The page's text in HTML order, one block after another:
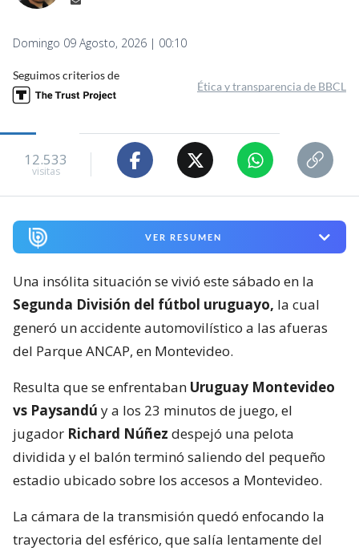
Domingo 09 Agosto, 2026 | 00:10
Seguimos criterios de
Ética y transparencia de BBCL
12.533
visitas
VER RESUMEN
Una insólita situación se vivió este sábado en la
Segunda División del fútbol uruguayo, la cual
generó un accidente automovilístico a las afueras
del Parque ANCAP, en Montevideo.
Resulta que se enfrentaban Uruguay Montevideo
vs Paysandú y a los 23 minutos de juego, el
jugador Richard Núñez despejó una pelota
dividida y el balón terminó saliendo del pequeño
estadio ubicado sobre los accesos a Montevideo.
La cámara de la transmisión quedó enfocando la
trayectoria del esférico, que salía lentamente del